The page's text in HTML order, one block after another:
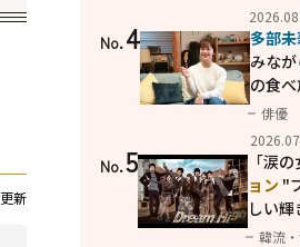
更新
No.4 多部
みな
の食
い」ハ
暑さ対
俳優
No.5 「涙の
ョン "
しい
る...
韓流